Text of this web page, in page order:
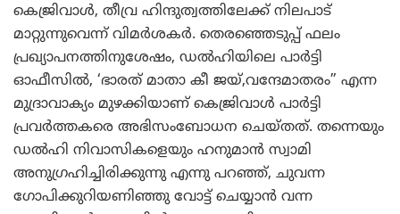
കെജ്രിവാൾ, തീവ്ര ഹിന്ദുത്വത്തിലേക്ക് നിലപാട്
മാറ്റുന്നുവെന്ന് വിമർശകർ. തെരഞ്ഞെടുപ്പ് ഫലം
പ്രഖ്യാപനത്തിനുശേഷം, ഡൽഹിയിലെ പാർട്ടി
ഓഫീസിൽ, ‘ഭാരത് മാതാ കീ ജയ്,വന്ദേമാതരം” എന്ന
മുദ്രാവാക്യം മുഴക്കിയാണ് കെജ്രിവാൾ പാർട്ടി
പ്രവർത്തകരെ അഭിസംബോധന ചെയ്തത്. തന്നെയും
ഡൽഹി നിവാസികളെയും ഹനുമാൻ സ്വാമി
അനുഗ്രഹിച്ചിരിക്കുന്നു എന്നു പറഞ്ഞ്, ചുവന്ന
ഗോപിക്കുറിയണിഞ്ഞു വോട്ട് ചെയ്യാൻ വന്ന